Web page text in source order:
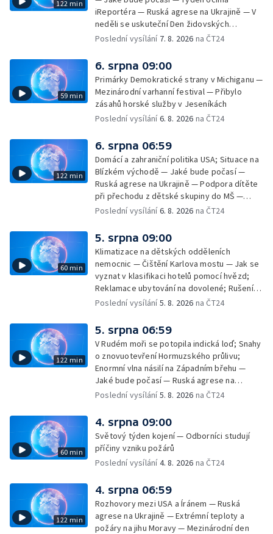
122 min
iReportéra — Ruská agrese na Ukrajině — V
neděli se uskuteční Den židovských
památek — Vila Tugendhat slaví 25 let na
atletice 2026 — Výzkum: epidemie digitálních
závislostí je mýtus — Demolice vyhořelé
výškové budovy ve Zlíně
Poslední vysílání 7. 8. 2026 na ČT24
59 min
6. srpna 09:00
Primárky Demokratické strany v Michiganu —
Mezinárodní varhanní festival — Přibylo
zásahů horské služby v Jeseníkách
Poslední vysílání6. 8. 2026 na ČT24
122 min
6. srpna 06:59
Domácí a zahraniční politika USA; Situace na
Blízkém východě — Jaké bude počasí —
Ruská agrese na Ukrajině — Podpora dítěte
při přechodu z dětské skupiny do MŠ —
Filmové premiéry týdne — Dvě deci tuše v
rakovinu prsu
Poslední vysílání6. 8. 2026 na ČT24
60 min
5. srpna 09:00
Klimatizace na dětských odděleních
nemocnic — Čištění Karlova mostu — Jak se
vyznat v klasifikaci hotelů pomocí hvězd;
Reklamace ubytování na dovolené; Rušení
dovolené kvůli přírodním živlům; Práva
na dovolené v zahraničí; Platby a výběry na
dovolené v zahraničí — Těžba léčivé rašeliny
u Malé Morávky
Poslední vysílání5. 8. 2026 na ČT24
122 min
5. srpna 06:59
V Rudém moři se potopila indická loď; Snahy
o znovuotevření Hormuzského průlivu;
Enormní vlna násilí na Západním břehu —
Jaké bude počasí — Ruská agrese na
Ukrajině — Vliv veder na lidské orgány — Při
— Třem obcím na Brněnsku dočasně došla
pitná voda — SP v orientačním běhu v Česku
— Horko a požáry sužují Evropu — Rybářský
příměstský tábor
Poslední vysílání5. 8. 2026 na ČT24
60 min
4. srpna 09:00
Světový týden kojení — Odborníci studují
příčiny vzniku požárů
Poslední vysílání4. 8. 2026 na ČT24
122 min
4. srpna 06:59
Rozhovory mezi USA a Íránem — Ruská
agrese na Ukrajině — Extrémní teploty a
požáry na jihu Moravy — Mezinárodní den